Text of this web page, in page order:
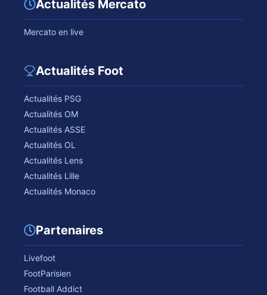
Actualités Mercato
Mercato en live
Actualités Foot
Actualités PSG
Actualités OM
Actualités ASSE
Actualités OL
Actualités Lens
Actualités Lille
Actualités Monaco
Partenaires
Livefoot
FootParisien
Football Addict